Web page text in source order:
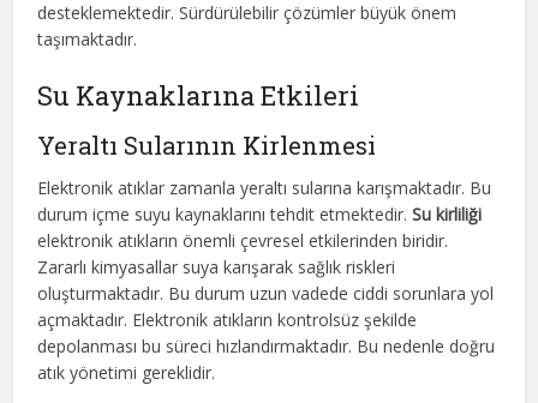
desteklemektedir. Sürdürülebilir çözümler büyük önem
taşımaktadır.
Su Kaynaklarına Etkileri
Yeraltı Sularının Kirlenmesi
Elektronik atıklar zamanla yeraltı sularına karışmaktadır. Bu
durum içme suyu kaynaklarını tehdit etmektedir.Su kirliliği
elektronik atıkların önemli çevresel etkilerinden biridir.
Zararlı kimyasallar suya karışarak sağlık riskleri
oluşturmaktadır. Bu durum uzun vadede ciddi sorunlara yol
açmaktadır. Elektronik atıkların kontrolsüz şekilde
depolanması bu süreci hızlandırmaktadır. Bu nedenle doğru
atık yönetimi gereklidir.